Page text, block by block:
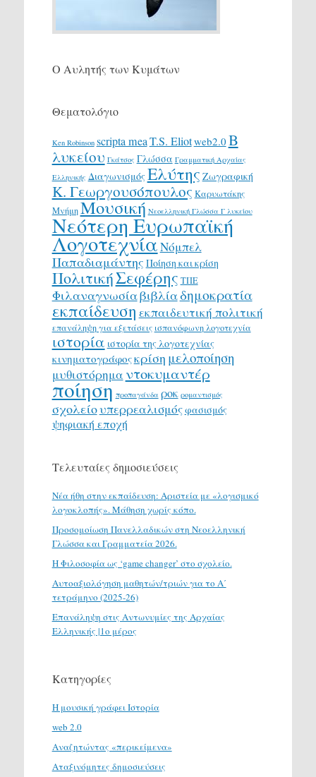
Ο Αυλητής των Κυμάτων
Θεματολόγιο
Ken Robinson scripta meaT.S. Eliotweb2.0 Β
λυκείου Γκάτσος Γλώσσα Γραμματική Αρχαίας
Ελληνικής ΔιαγωνισμόςΕλύτης Ζωγραφική
Κ. Γεωργουσόπουλος Καρυωτάκης
ΜνήμηΜουσική Νεοελληνική Γλώσσα Γ λυκείου
Νεότερη Ευρωπαϊκή
ΛογοτεχνίαΝόμπελ
Παπαδιαμάντης Ποίηση και κρίση
ΠολιτικήΣεφέρης ΤΠΕ
Φιλαναγνωσίαβιβλίαδημοκρατία
εκπαίδευση εκπαιδευτική πολιτική
επανάληψη για εξετάσεις ισπανόφωνη λογοτεχνία
ιστορία ιστορία της λογοτεχνίας
κινηματογράφοςκρίση μελοποίηση
μυθιστόρημα ντοκυμαντέρ
ποίηση προπαγάνδα ροκ ρομαντισμός
σχολείουπερρεαλισμόςφασισμός
ψηφιακή εποχή
Τελευταίες δημοσιεύσεις
Νέα ήθη στην εκπαίδευση: Αριστεία με «λογισμικό
λογοκλοπής». Μάθηση χωρίς κόπο.
Προσομοίωση Πανελλαδικών στη Νεοελληνική
Γλώσσα και Γραμματεία 2026.
H Φιλοσοφία ως ‘game changer’ στο σχολείο.
Αυτοαξιολόγηση μαθητών/τριών για το Α΄
τετράμηνο (2025-26)
Επανάληψη στις Αντωνυμίες της Αρχαίας
Ελληνικής |1ο μέρος
Κατηγορίες
H μουσική γράφει Ιστορία
web 2.0
Αναζητώντας «περικείμενα»
Αταξινόμητες δημοσιεύσεις